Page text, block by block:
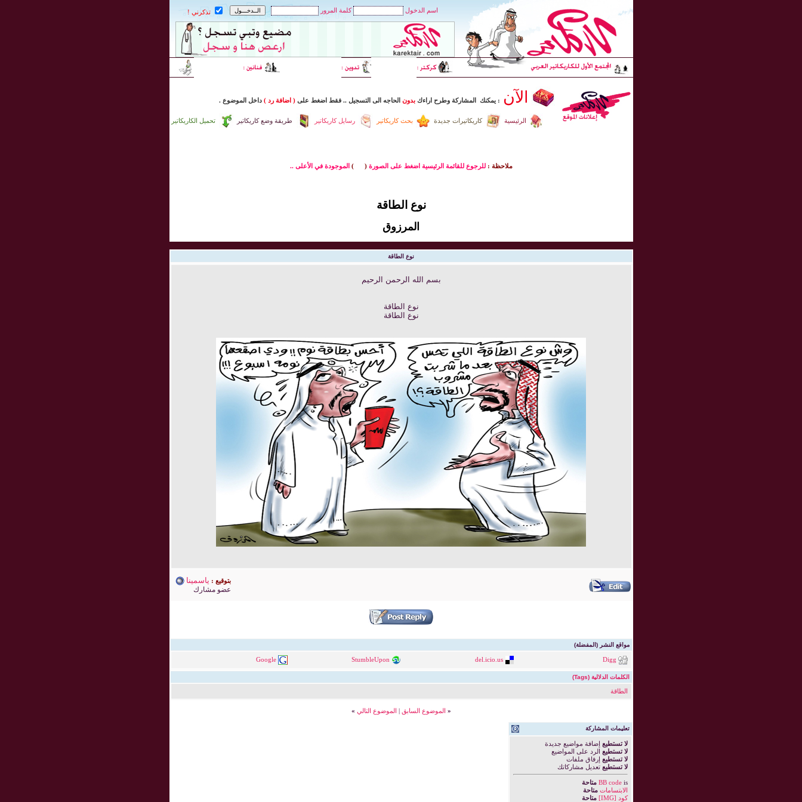
اسم الدخول كلمة المرور تذكرني !
الآن : يمكنك المشاركة وطرح اراءك بدون الحاجه الى التسجيل .. فقط اضغط على ( اضافة رد ) داخل الموضوع .
تحميل الكاريكاتير طريقة وضع كاريكاتير رسايل كاريكاتير بحث كاريكاتير كاريكاتيرات جديدة الرئيسية
ملاحظة : للرجوع للقائمة الرئيسية اضغط على الصورة(
) الموجودة في الأعلى ..
نوع الطاقة
المرزوق
نوع الطاقة
بسم الله الرحمن الرحيم
نوع الطاقة
نوع الطاقة
بتوقيع : ياسمينا
عضو مشارك
مواقع النشر (المفضلة)
Digg
del.icio.us
StumbleUpon
Google
الكلمات الدلالية (Tags)
الطاقة
« الموضوع السابق | الموضوع التالي »
تعليمات المشاركة
لا تستطيع إضافة مواضيع جديدة
لا تستطيع الرد على المواضيع
لا تستطيع إرفاق ملفات
لا تستطيع تعديل مشاركاتك
BB codeis
متاحة
الابتسامات متاحة
كود [IMG]
متاحة